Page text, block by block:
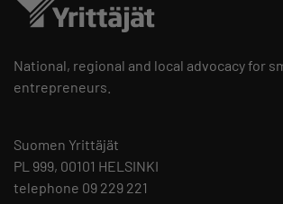
National, regional and local advocacy for
entrepreneurs.
Suomen Yrittäjät
PL 999, 00101 HELSINKI
telephone 09 229 221